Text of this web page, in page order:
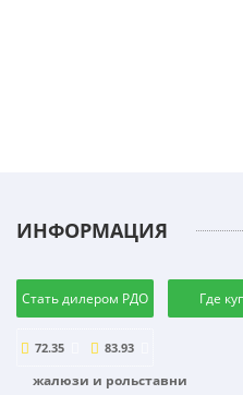
ИНФОРМАЦИЯ
Стать дилером РДО Где
72.35 83.93
жалюзи и рольставни